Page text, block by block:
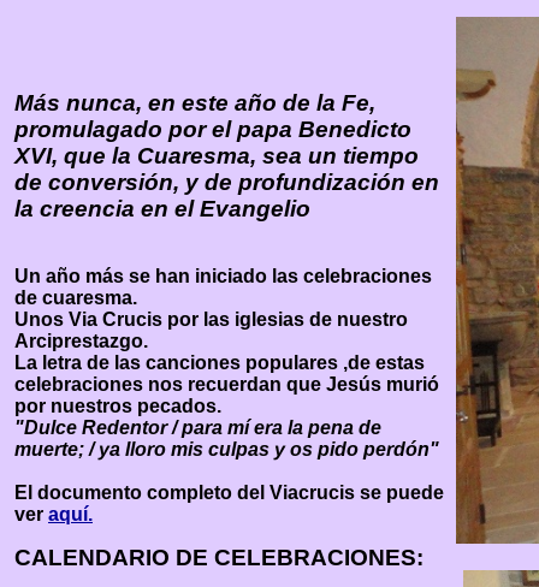
Más nunca, en este año de la Fe,
promulagado por el papa Benedicto
XVI, que la Cuaresma, sea un tiempo
de conversión, y de profundización en
la creencia en el Evangelio
Un año más se han iniciado las celebraciones
de cuaresma.
Unos Via Crucis por las iglesias de nuestro
Arciprestazgo.
La letra de las canciones populares ,de estas
celebraciones nos recuerdan que Jesús murió
por nuestros pecados.
"Dulce Redentor / para mí era la pena de
muerte; / ya lloro mis culpas y os pido perdón"
El documento completo del Viacrucis se puede
ver aquí.
CALENDARIO DE CELEBRACIONES: